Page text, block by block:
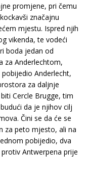
promjene, pri čemu
značajnu
mjestu. Ispred njih
vikenda, te vodeći
boda jedan od
za Anderlechtom,
Anderlecht,
za daljnje
Cercle Brugge, tim
da je njihov cilj
Čini se da će se
za peto mjesto, ali na
pobijedio, dva
Antwerpena prije